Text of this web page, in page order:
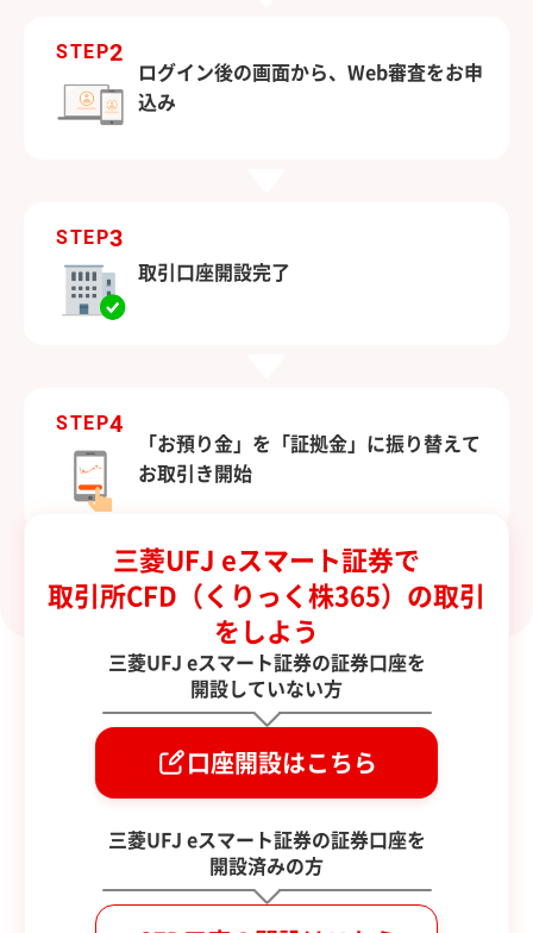
STEP2
ログイン後の画面から、Web審査をお申
込み
STEP3
取引口座開設完了
STEP4
「お預り金」を「証拠金」に振り替えて
お取引き開始
口座開設からお取引までの流れ
三菱UFJ eスマート証券で
取引所CFD（くりっく株365）の取引
をしよう
三菱UFJ eスマート証券の証券口座を
開設していない方
口座開設はこちら
三菱UFJ eスマート証券の証券口座を
開設済みの方